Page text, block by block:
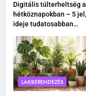
Digitális túlterheltség a
hétköznapokban – 5
ideje tudatosabban
LAKBERENDEZÉS